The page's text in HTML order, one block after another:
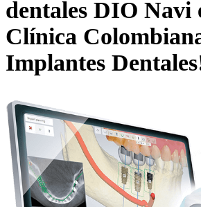
dentales DIO Navi
Clínica
Implantes